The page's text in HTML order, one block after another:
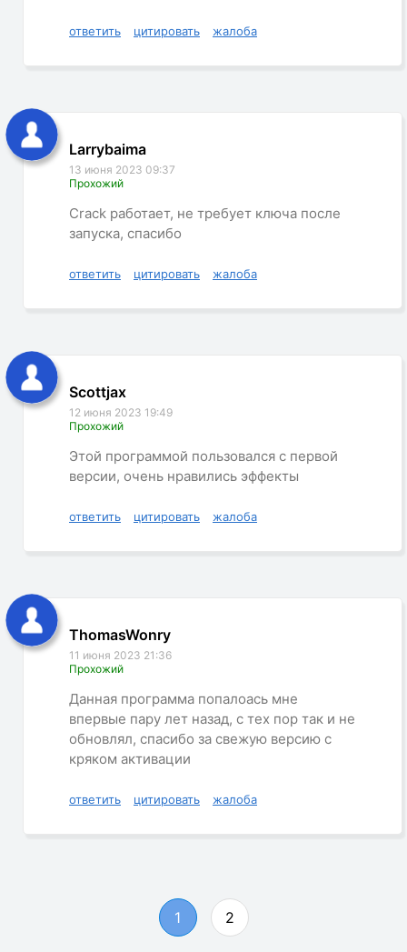
ответить цитировать жалоба
Larrybaima
13 июня 2023 09:37
Прохожий
Crack работает, не требует ключа после
запуска, спасибо
ответить цитировать жалоба
Scottjax
12 июня 2023 19:49
Прохожий
Этой программой пользовался с первой
версии, очень нравились эффекты
ответить цитировать жалоба
ThomasWonry
11 июня 2023 21:36
Прохожий
Данная программа попалоась мне
впервые пару лет назад, с тех пор так и не
обновлял, спасибо за свежую версию с
кряком активации
ответить цитировать жалоба
1 2